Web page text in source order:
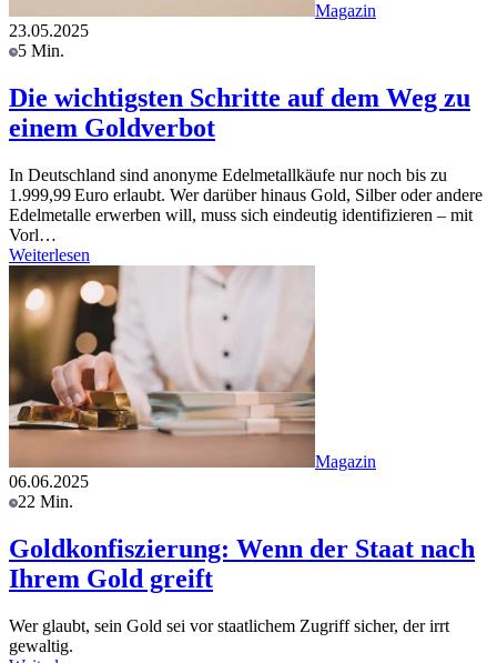
Magazin
23.05.2025
5 Min.
Die wichtigsten Schritte auf dem Weg zu
einem Goldverbot
In Deutschland sind anonyme Edelmetallkäufe nur noch bis zu
1.999,99 Euro erlaubt. Wer darüber hinaus Gold, Silber oder andere
Edelmetalle erwerben will, muss sich eindeutig identifizieren – mit
Vorl…
Weiterlesen
Magazin
06.06.2025
22 Min.
Goldkonfiszierung: Wenn der Staat nach
Ihrem Gold greift
Wer glaubt, sein Gold sei vor staatlichem Zugriff sicher, der irrt
gewaltig.